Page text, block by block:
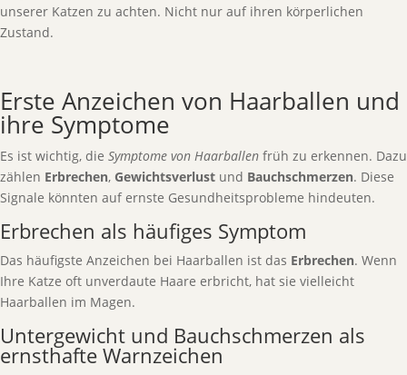
unserer Katzen zu achten. Nicht nur auf ihren körperlichen
Zustand.
Erste Anzeichen von Haarballen und
ihre Symptome
Es ist wichtig, die Symptome von Haarballen früh zu erkennen. Dazu
zählen Erbrechen, Gewichtsverlust und Bauchschmerzen. Diese
Signale könnten auf ernste Gesundheitsprobleme hindeuten.
Erbrechen als häufiges Symptom
Das häufigste Anzeichen bei Haarballen ist das Erbrechen. Wenn
Ihre Katze oft unverdaute Haare erbricht, hat sie vielleicht
Haarballen im Magen.
Untergewicht und Bauchschmerzen als
ernsthafte Warnzeichen